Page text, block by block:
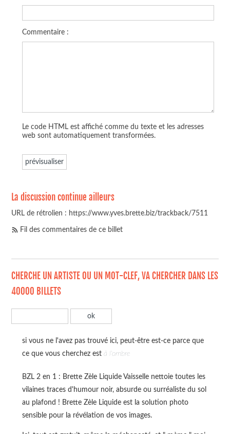
Commentaire :
Le code HTML est affiché comme du texte et les adresses
web sont automatiquement transformées.
La discussion continue ailleurs
URL de rétrolien : https://www.yves.brette.biz/trackback/7511
Fil des commentaires de ce billet
CHERCHE UN ARTISTE OU UN MOT-CLEF, VA CHERCHER DANS LES
40000 BILLETS
si vous ne l'avez pas trouvé ici, peut-être est-ce parce que
ce que vous cherchez est à l'ombre
BZL 2 en 1 : Brette Zèle Liquide Vaisselle nettoie toutes les
vilaines traces d'humour noir, absurde ou surréaliste du sol
au plafond ! Brette Zèle Liquide est la solution photo
sensible pour la révélation de vos images.